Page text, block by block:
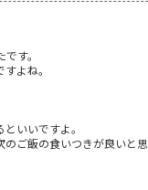
す。
よね。
いいですよ。
ご飯の食いつきが良いと思